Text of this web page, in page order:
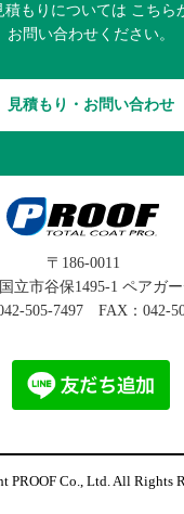
積もりについては こちら
お問い合わせください。
見積もり・お問い合わせ
〒186-0011
立市谷保1495-1 ペアガ
505-7497 FAX：042-
PROOF Co., Ltd. All Rights